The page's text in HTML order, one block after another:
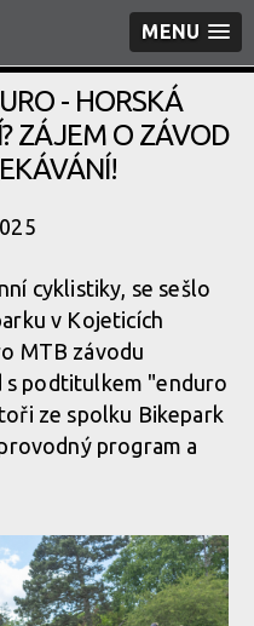
MENU
- HORSKÁ
ZÁJEM O ZÁVOD
cyklistiky, se sešlo
v Kojeticích
MTB závodu
s podtitulkem "enduro
ze spolku Bikepark
program a